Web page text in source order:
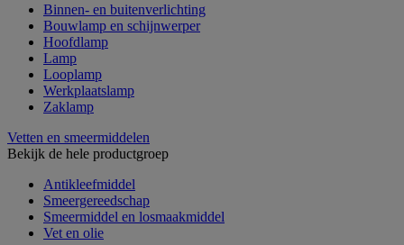
Binnen- en buitenverlichting
Bouwlamp en schijnwerper
Hoofdlamp
Lamp
Looplamp
Werkplaatslamp
Zaklamp
Vetten en smeermiddelen
Bekijk de hele productgroep
Antikleefmiddel
Smeergereedschap
Smeermiddel en losmaakmiddel
Vet en olie